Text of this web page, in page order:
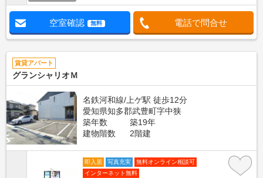
空室確認 無料 電話で問合せ
賃貸アパート
グランシャリオＭ
名鉄河和線/上ゲ駅 徒歩12分
愛知県知多郡武豊町字中狭
築年数
築19年
建物階数
2階建
即入居 写真充実
無料オンライン相談可
インターネット無料